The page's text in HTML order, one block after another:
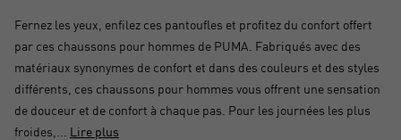
Fernez les yeux, enfilez ces pantoufles et profitez du confort offert
par ces chaussons pour hommes de PUMA. Fabriqués avec des
matériaux synonymes de confort et dans des couleurs et des styles
différents, ces chaussons pour hommes vous offrent une sensation
de douceur et de confort à chaque pas. Pour les journées les plus
froides,... Lire plus